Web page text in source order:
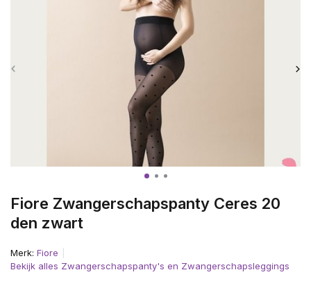
Fiore Zwangerschapspanty Ceres 20
den zwart
Merk: Fiore
Bekijk alles Zwangerschapspanty's en Zwangerschapsleggings